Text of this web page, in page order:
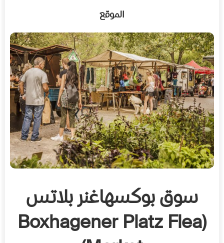
الموقع
سوق بوكسهاغنر بلاتس
(Boxhagener Platz Flea